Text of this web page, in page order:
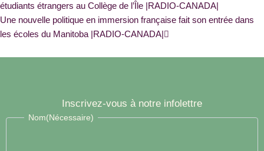
étudiants étrangers au Collège de l’Île |RADIO-CANADA|
Une nouvelle politique en immersion française fait son entrée dans
les écoles du Manitoba |RADIO-CANADA|
Inscrivez-vous à notre infolettre
Nom(Nécessaire)
Prénom
Nom